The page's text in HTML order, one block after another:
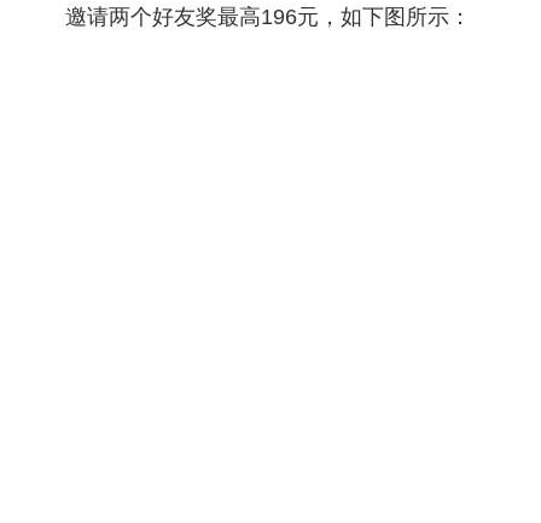
邀请两个好友奖最高196元，如下图所示：